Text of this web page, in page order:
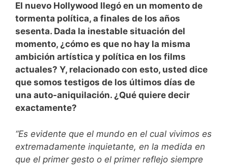
El nuevo Hollywood llegó en un momento de
tormenta política, a finales de los años
sesenta. Dada la inestable situación del
momento, ¿cómo es que no hay la misma
ambición artística y política en los films
actuales? Y, relacionado con esto, usted dice
que somos testigos de los últimos días de
una auto-aniquilación. ¿Qué quiere decir
exactamente?
“Es evidente que el mundo en el cual vivimos es
extremadamente inquietante, en la medida en
que el primer gesto o el primer reflejo siempre